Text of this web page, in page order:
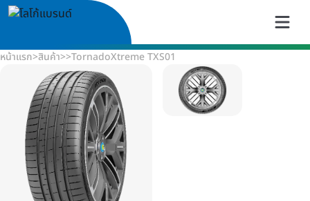
หน้าแรก>สินค้า>>TornadoXtreme TXS01